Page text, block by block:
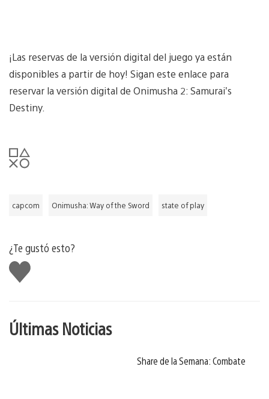
¡Las reservas de la versión digital del juego ya están
disponibles a partir de hoy! Sigan este enlace para
reservar la versión digital de Onimusha 2: Samurai’s
Destiny.
capcom Onimusha: Way of the Sword state of play
¿Te gustó esto?
Me
gusta
Últimas Noticias
Share de la Semana: Combate